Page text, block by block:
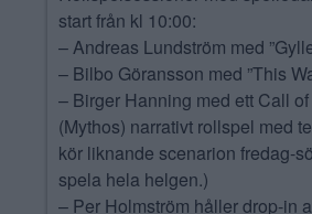
start från kl 10:00:
– Andreas Lundström med
– Bilbo Göransson med ”This
– Birger Hanning med ett Call of
(Mythos) narrativt rollspel med
kör liknande scenarion fredag-
spela hela helgen.)
– Per Holmström håller drop-in